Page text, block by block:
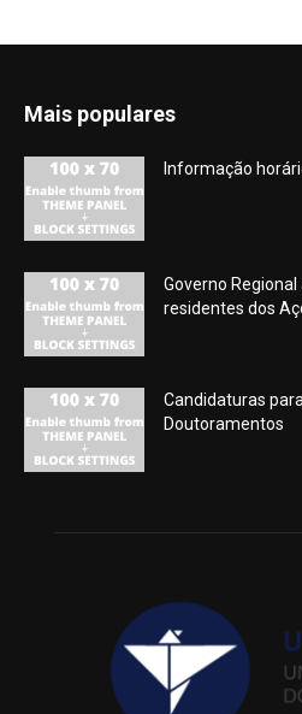
Mais populares
Informação
Governo
residentes dos
Candidaturas
Doutoramentos